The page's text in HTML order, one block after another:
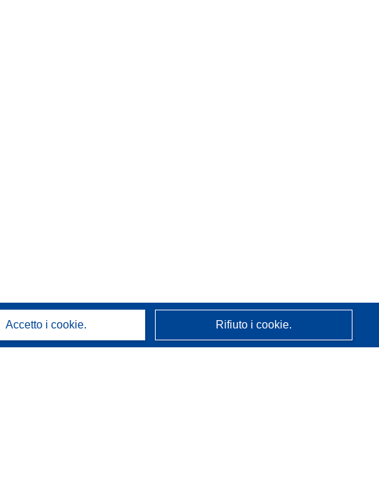
Accetto i cookie. Rifiuto i cookie.